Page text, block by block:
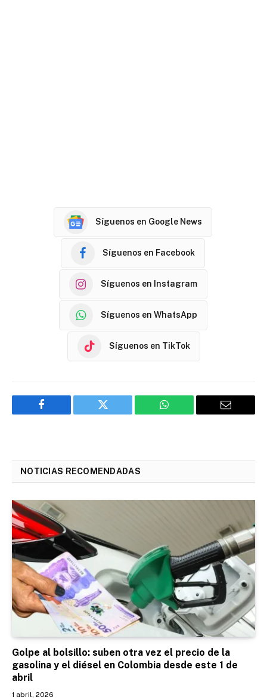
Síguenos en Google News
Síguenos en Facebook
Síguenos en Instagram
Síguenos en WhatsApp
Síguenos en TikTok
Facebook Twitter WhatsApp Email
NOTICIAS RECOMENDADAS
Golpe al bolsillo: suben otra vez el precio de la
gasolina y el diésel en Colombia desde este 1 de
abril
1 abril, 2026